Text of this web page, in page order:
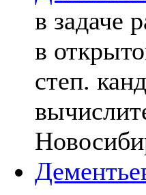
в задаче
в
степ.